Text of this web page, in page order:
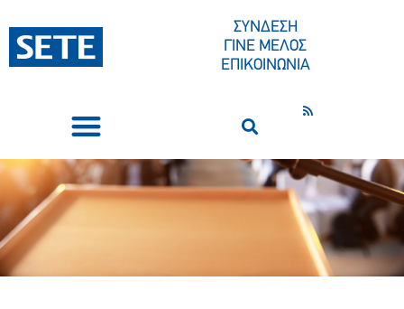
ΣΥΝΔΕΣΗ
ΓΙΝΕ ΜΕΛΟΣ
ΕΠΙΚΟΙΝΩΝΙΑ